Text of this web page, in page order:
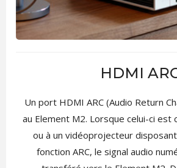
HDMI
Un port HDMI ARC (Audio Return
au Element M2. Lorsque celui-ci est
ou à un vidéoprojecteur
fonction ARC, le signal audio